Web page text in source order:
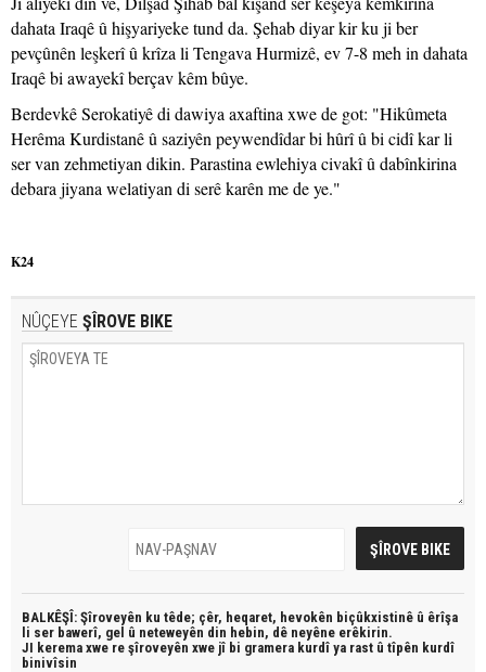
dahata Iraqê û hişyariyeke tund da. Şehab diyar kir ku ji ber
pevçûnên leşkerî û krîza li Tengava Hurmizê, ev 7-8 meh in dahata
Iraqê bi awayekî berçav kêm bûye.
Berdevkê Serokatiyê di dawiya axaftina xwe de got: "Hikûmeta
Herêma Kurdistanê û saziyên peywendîdar bi hûrî û bi cidî kar li
ser van zehmetiyan dikin. Parastina ewlehiya civakî û dabînkirina
debara jiyana welatiyan di serê karên me de ye."
K24
NÛÇEYE ŞÎROVE BIKE
BALKÊŞÎ: Şîroveyên ku têde; çêr, heqaret, hevokên biçûkxistinê û êrîşa
li ser bawerî, gel û neteweyên din hebin, dê neyêne erêkirin.
JI kerema xwe re şîroveyên xwe jî bi gramera kurdî ya rast û tîpên kurdî
binivîsin